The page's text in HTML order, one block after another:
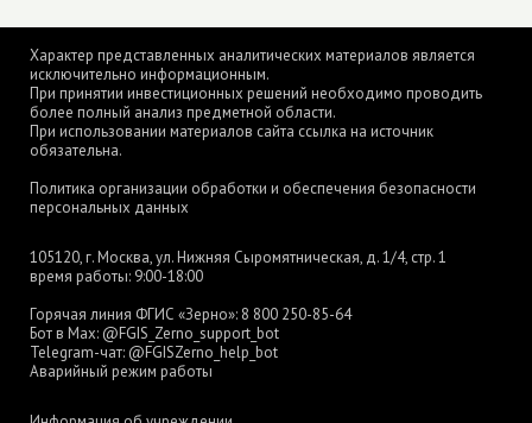
Характер представленных аналитических материалов является
исключительно информационным.
При принятии инвестиционных решений необходимо проводить
более полный анализ предметной области.
При использовании материалов сайта ссылка на источник
обязательна.
Политика организации обработки и обеспечения безопасности
персональных данных
105120, г. Москва, ул. Нижняя Сыромятническая, д. 1/4, стр. 1
время работы: 9:00-18:00
Горячая линия ФГИС «Зерно»: 8 800 250-85-64
Бот в Max: @FGIS_Zerno_support_bot
Telegram-чат: @FGISZerno_help_bot
Аварийный режим работы